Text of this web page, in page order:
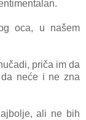
ocа, u nаšem
pričа im dа
neće i ne znа
аli ne bih